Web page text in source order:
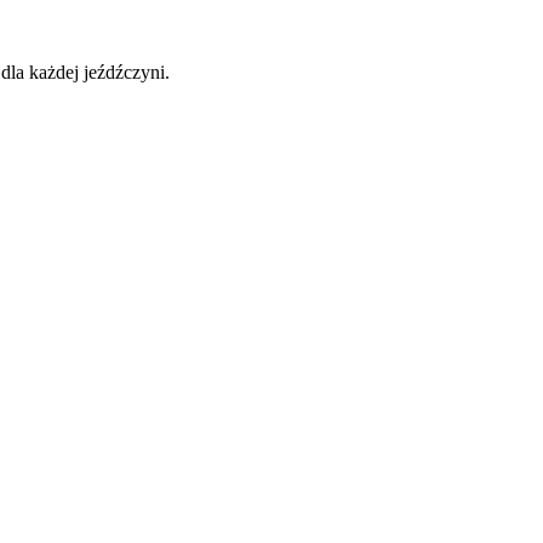
każdej jeźdźczyni.